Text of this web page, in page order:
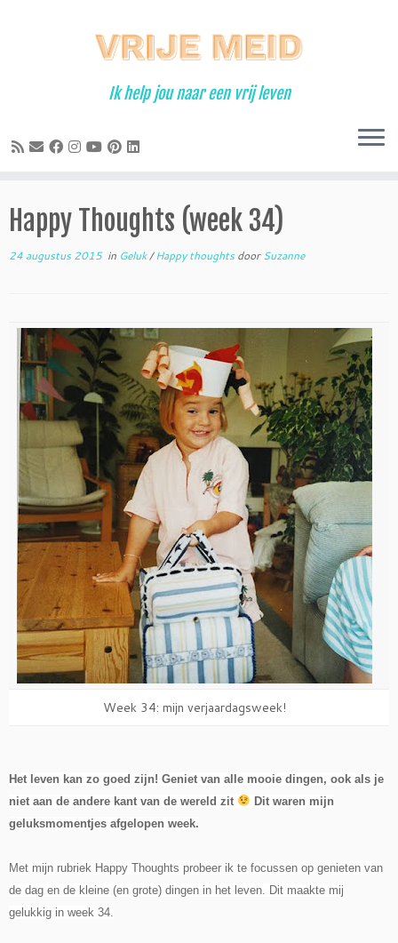
Ik help jou naar een vrij leven
Happy Thoughts (week 34)
24 augustus 2015in Geluk/Happy thoughtsdoorSuzanne
Week 34: mijn verjaardagsweek!
Het leven kan zo goed zijn! Geniet van alle mooie dingen, ook als je
niet aan de andere kant van de wereld zit
Dit waren mijn
geluksmomentjes afgelopen week.
Met mijn rubriek Happy Thoughts probeer ik te focussen op genieten van
de dag en de kleine (en grote) dingen in het leven. Dit maakte mij
gelukkig in week 34.